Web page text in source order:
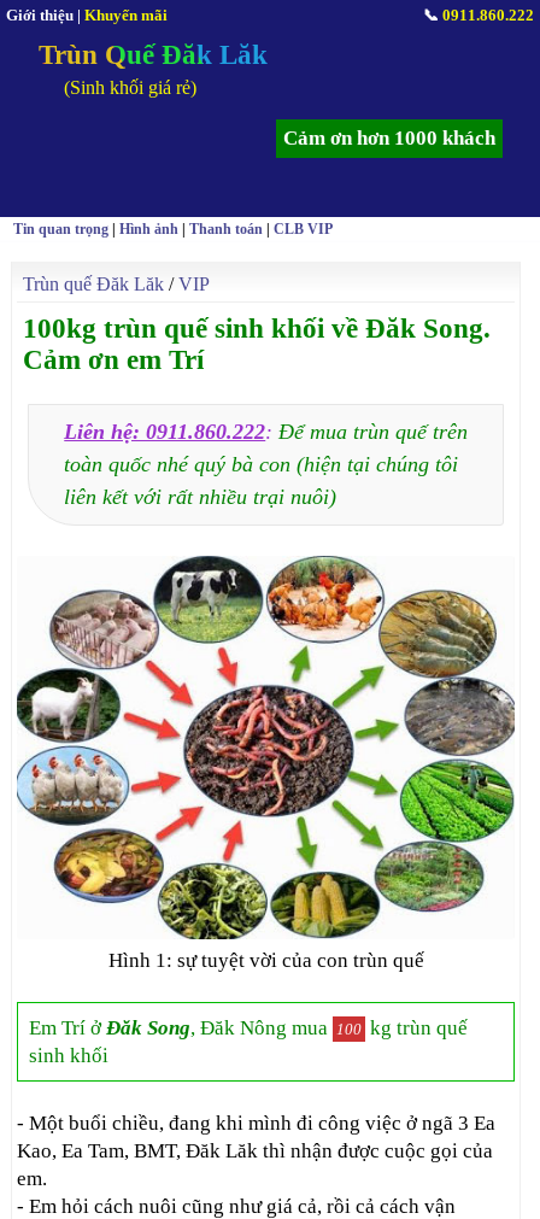
Giới thiệu | Khuyến mãi 📞 0911.860.222
Trùn Quế Đăk Lăk
(Sinh khối giá rẻ)
Cảm ơn hơn 1000 khách
Tin quan trọng |Hình ảnh |Thanh toán |CLB VIP
Trùn quế Đăk Lăk /VIP
100kg trùn quế sinh khối về Đăk Song.
Cảm ơn em Trí
Liên hệ: 0911.860.222:Để mua trùn quế trên
toàn quốc nhé quý bà con (hiện tại chúng tôi
liên kết với rất nhiều trại nuôi)
Hình 1: sự tuyệt vời của con trùn quế
Em Trí ởĐăk Song, Đăk Nông mua 100 kg trùn quế
sinh khối
- Một buổi chiều, đang khi mình đi công việc ở ngã 3 Ea
Kao, Ea Tam, BMT, Đăk Lăk thì nhận được cuộc gọi của
em.
- Em hỏi cách nuôi cũng như giá cả, rồi cả cách vận